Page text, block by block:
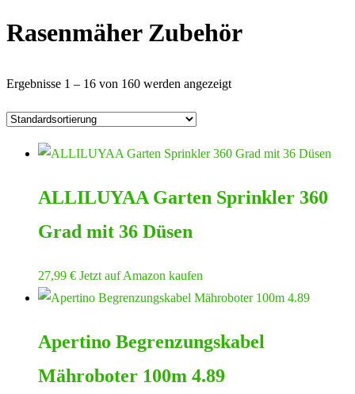
Rasenmäher Zubehör
Ergebnisse 1 – 16 von 160 werden angezeigt
ALLILUYAA Garten Sprinkler 360
Grad mit 36 Düsen
27,99 € Jetzt auf Amazon kaufen
Apertino Begrenzungskabel
Mähroboter 100m 4.89